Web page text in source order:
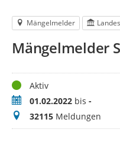
Mängelmelder
Mängelmelder
StatusAktiv
Zeitraum01.02.2022 bis -
Meldungen
32115 Meldungen